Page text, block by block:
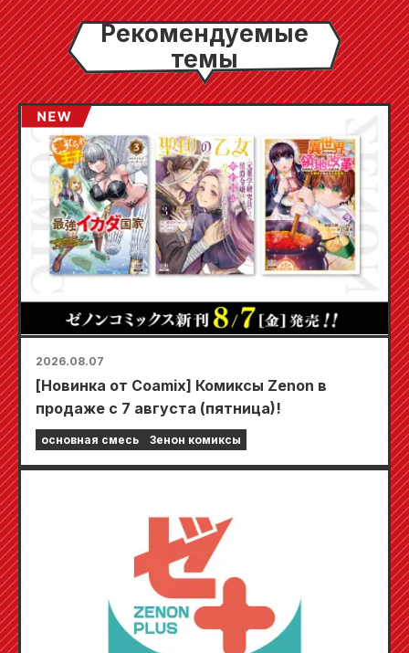
Рекомендуемые
темы
2026.08.07
[Новинка от Coamix] Комиксы Zenon в
продаже с 7 августа (пятница)!
основная смесь Зенон комиксы